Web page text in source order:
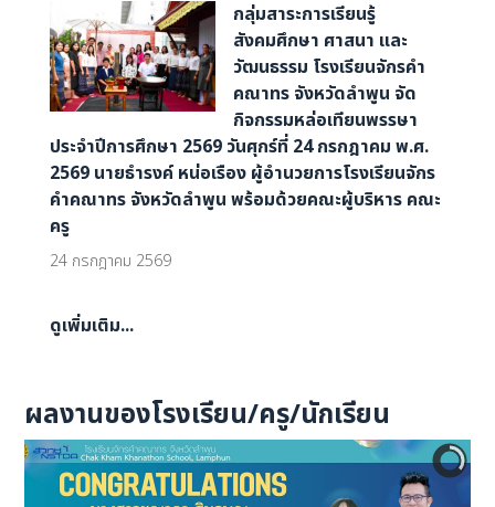
กลุ่มสาระการเรียนรู้
สังคมศึกษา ศาสนา และ
วัฒนธรรม โรงเรียนจักรคำ
คณาทร จังหวัดลำพูน จัด
กิจกรรมหล่อเทียนพรรษา
ประจำปีการศึกษา 2569 วันศุกร์ที่ 24 กรกฎาคม พ.ศ.
2569 นายธำรงค์ หน่อเรือง ผู้อำนวยการโรงเรียนจักร
คำคณาทร จังหวัดลำพูน พร้อมด้วยคณะผู้บริหาร คณะ
ครู
24 กรกฎาคม 2569
ดูเพิ่มเติม...
ผลงานของโรงเรียน/ครู/นักเรียน